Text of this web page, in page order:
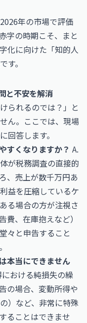
年の市場で評価
字の時期こそ、まと
化に向けた「知的人
す。
と不安を解消
られるのでは？」と
ん。ここでは、現場
回答します。
すくなりますか？ A.
が税務調査の直接的
、売上が数千万円あ
益を圧縮しているケ
る場合の方が注視さ
費、在庫抱えなど）
々と申告すること
本当にできません
おける純損失の繰
の場合、変動所得や
）など、非常に特殊
ることはできませ